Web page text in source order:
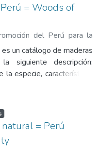
= Woods of
del Perú para la
Turismo,2004) Comisión
Perú para la Exportación
un catálogo de maderas
siguiente descripción:
la especie, características
técnicas.
= Perú